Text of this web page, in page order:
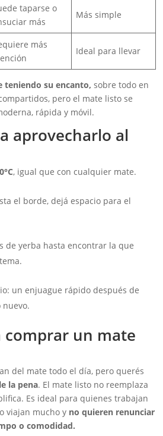
taparse o
más
Más simple
más
Ideal para llevar
teniendo su encanto, sobre todo en
pero el mate listo se
rápida y móvil.
aprovecharlo al
, igual que con cualquier mate.
el borde, dejá espacio para el
de yerba hasta encontrar la que
un enjuague rápido después de
nuevo.
comprar un mate
del mate todo el día, pero querés
la pena. El mate listo no reemplaza
Es ideal para quienes trabajan
viajan mucho y no quieren renunciar
o comodidad.